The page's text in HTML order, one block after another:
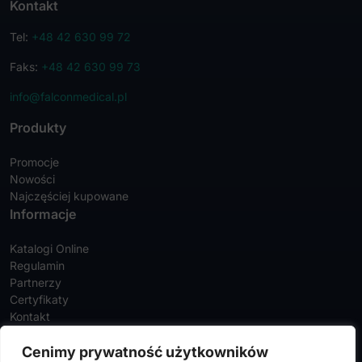
Cenimy prywatność użytkowników
Kontakt
Tel: +48 42 630 99 72
Faks: +48 42 630 99 73
info@falconmedical.pl
Produkty
Promocje
Nowości
Najczęściej kupowane
Informacje
Katalogi Online
Regulamin
Partnerzy
Certyfikaty
Kontakt